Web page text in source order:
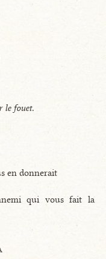
le fouet.
en donnerait
qui vous fait la